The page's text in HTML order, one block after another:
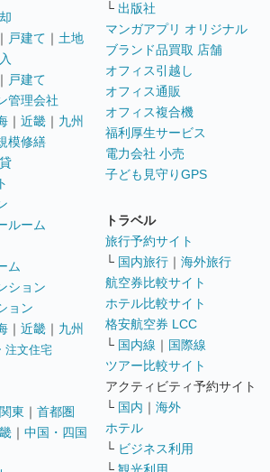
｜ 戸建て ｜ 土地
｜ 戸建て
管理会社
｜ 近畿 ｜ 九州
模修繕
ルーム
ム
ション
ョン
｜ 近畿 ｜ 九州
注文住宅
東 ｜ 首都圏
｜ 中国・四国
└ 出版社
マンガアプリ オリジナル
ブランド品買取 店舗
オフィス引越し
オフィス通販
オフィス複合機
福利厚生サービス
電力会社 小売
子ども見守りGPS
トラベル
旅行予約サイト
└ 国内旅行 ｜ 海外旅行
航空券比較サイト
ホテル比較サイト
格安航空券 LCC
└ 国内線 ｜ 国際線
ツアー比較サイト
アクティビティ予約サイト
└ 国内 ｜ 海外
ホテル
└ ビジネス利用